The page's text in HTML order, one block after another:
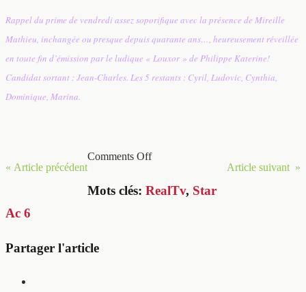
Rappel du prime de vendredi assez soporifique avec la présence de Mireille
Mathieu, inchangée ou presque depuis quarante ans…, heureusement réveillée
en toute fin d’émission par le ludique « Louxor » de Philippe Katerine!
Candidat sortant : Jean-Charles. Les 5 restants : Cyril, Ludovic, Cynthia,
Dominique, Marina.
« Article précédent Article suivant »
Comments Off
Mots clés: RealTv, Star
Ac 6
Partager l'article